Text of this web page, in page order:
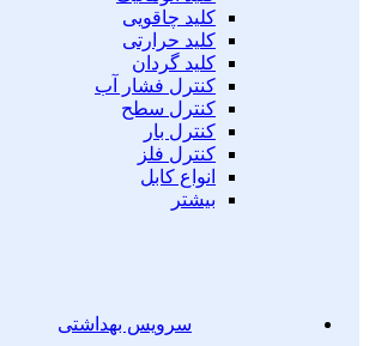
کلید چاقویی
کلید حرارتی
کلید گردان
کنترل فشار آب
کنترل سطح
کنترل بار
کنترل فلز
انواع کابل
بیشتر
سرویس بهداشتی